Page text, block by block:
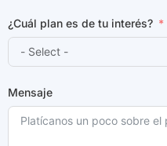
¿Cuál plan es de tu interés?
Mensaje